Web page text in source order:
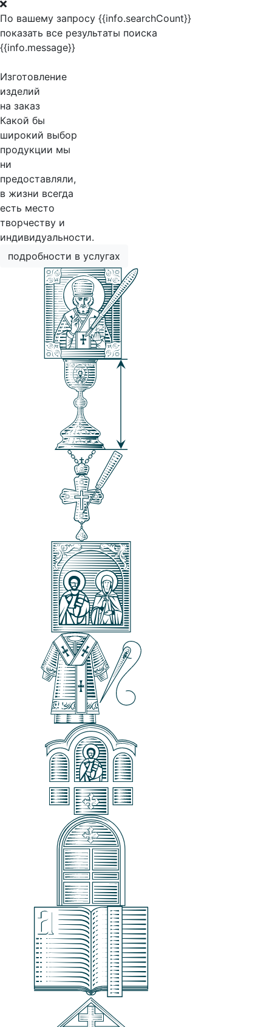
По вашему запросу {{info.searchCount}}
показать все результаты поиска
{{info.message}}
Изготовление
изделий
на заказ
Какой бы
широкий выбор
продукции мы
ни
предоставляли,
в жизни всегда
есть место
творчеству и
индивидуальности.
подробности в услугах